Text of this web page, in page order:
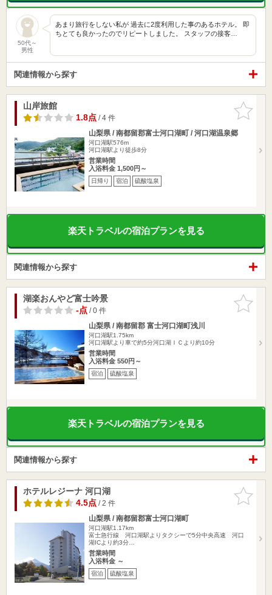
50代～
男性
あまり旅行をしない私が 過去に2度利用した事のあるホテル。 即
ちとても良かったのでリピートしました。 スタッフの接客…
関連情報から探す
お気に入
りに追加
山岸旅館
1.8点/ 4 件
山梨県 / 南都留郡富士河口湖町 / 河口湖温泉郷
河口湖駅576m
河口湖駅より徒歩8分
営業時間
入浴料金 1,500円～
日帰り 宿泊 硫酸塩泉
楽天トラベルの宿泊プランを見る
関連情報から探す
お気に入
りに追加
湖楽おんやど富士吟景
-点/ 0 件
山梨県 / 南都留郡 富士河口湖町浅川
河口湖駅1.75km
河口湖駅より車で約5分河口湖ＩＣより約10分
営業時間
入浴料金 550円～
宿泊 硫酸塩泉
楽天トラベルの宿泊プランを見る
関連情報から探す
お気に入
りに追加
ホテルレジーナ 河口湖
4.5点/ 2 件
山梨県 / 南都留郡富士河口湖町
河口湖駅1.17km
富士急行線 河口湖駅よりタクシーで5分中央高速 河口
湖ICより約3分…
営業時間
入浴料金 ～
宿泊 硫酸塩泉